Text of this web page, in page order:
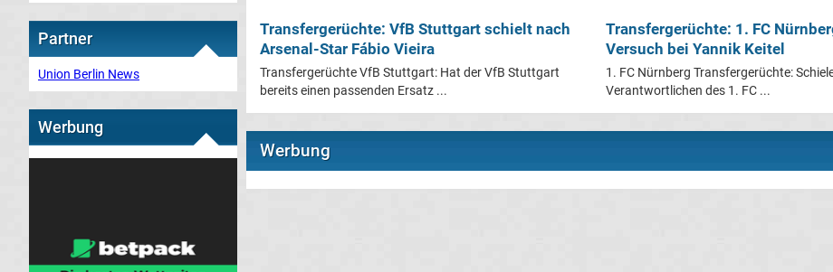
Partner
Union Berlin News
Werbung
Transfergerüchte: VfB Stuttgart schielt nach
Arsenal-Star Fábio Vieira
Transfergerüchte VfB Stuttgart: Hat der VfB Stuttgart
bereits einen passenden Ersatz ...
Transfergerüchte: 1. FC
Versuch bei Yannik Keitel
1. FC Nürnberg Transfergerüchte:
Verantwortlichen des 1. FC ...
Werbung